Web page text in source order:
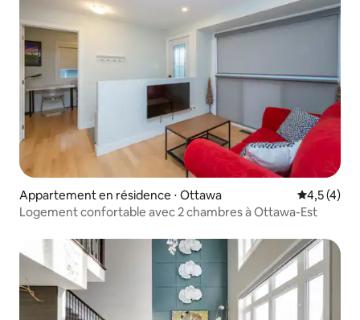
Appartement en résidence ⋅ Ottawa Évaluation
4,5 (4)
Logement confortable avec 2 chambres à Ottawa-Est